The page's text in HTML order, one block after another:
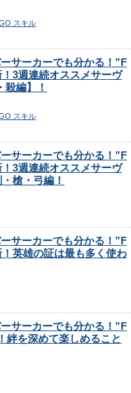
スキル
サーカーでも分かる！”F
3週連続オススメサーヴ
殺編】！
スキル
サーカーでも分かる！”F
3週連続オススメサーヴ
槍・弓編！
サーカーでも分かる！”F
英雄の証は最も多く使わ
サーカーでも分かる！”F
絆を深めて楽しめること